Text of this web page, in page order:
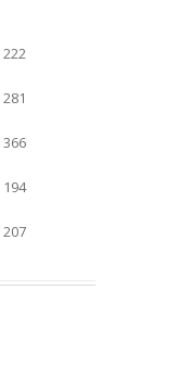
222
281
366
194
207